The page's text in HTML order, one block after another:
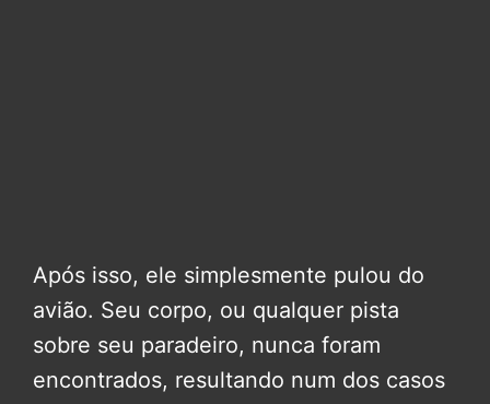
Após isso, ele simplesmente pulou do
avião. Seu corpo, ou qualquer pista
sobre seu paradeiro, nunca foram
encontrados, resultando num dos casos